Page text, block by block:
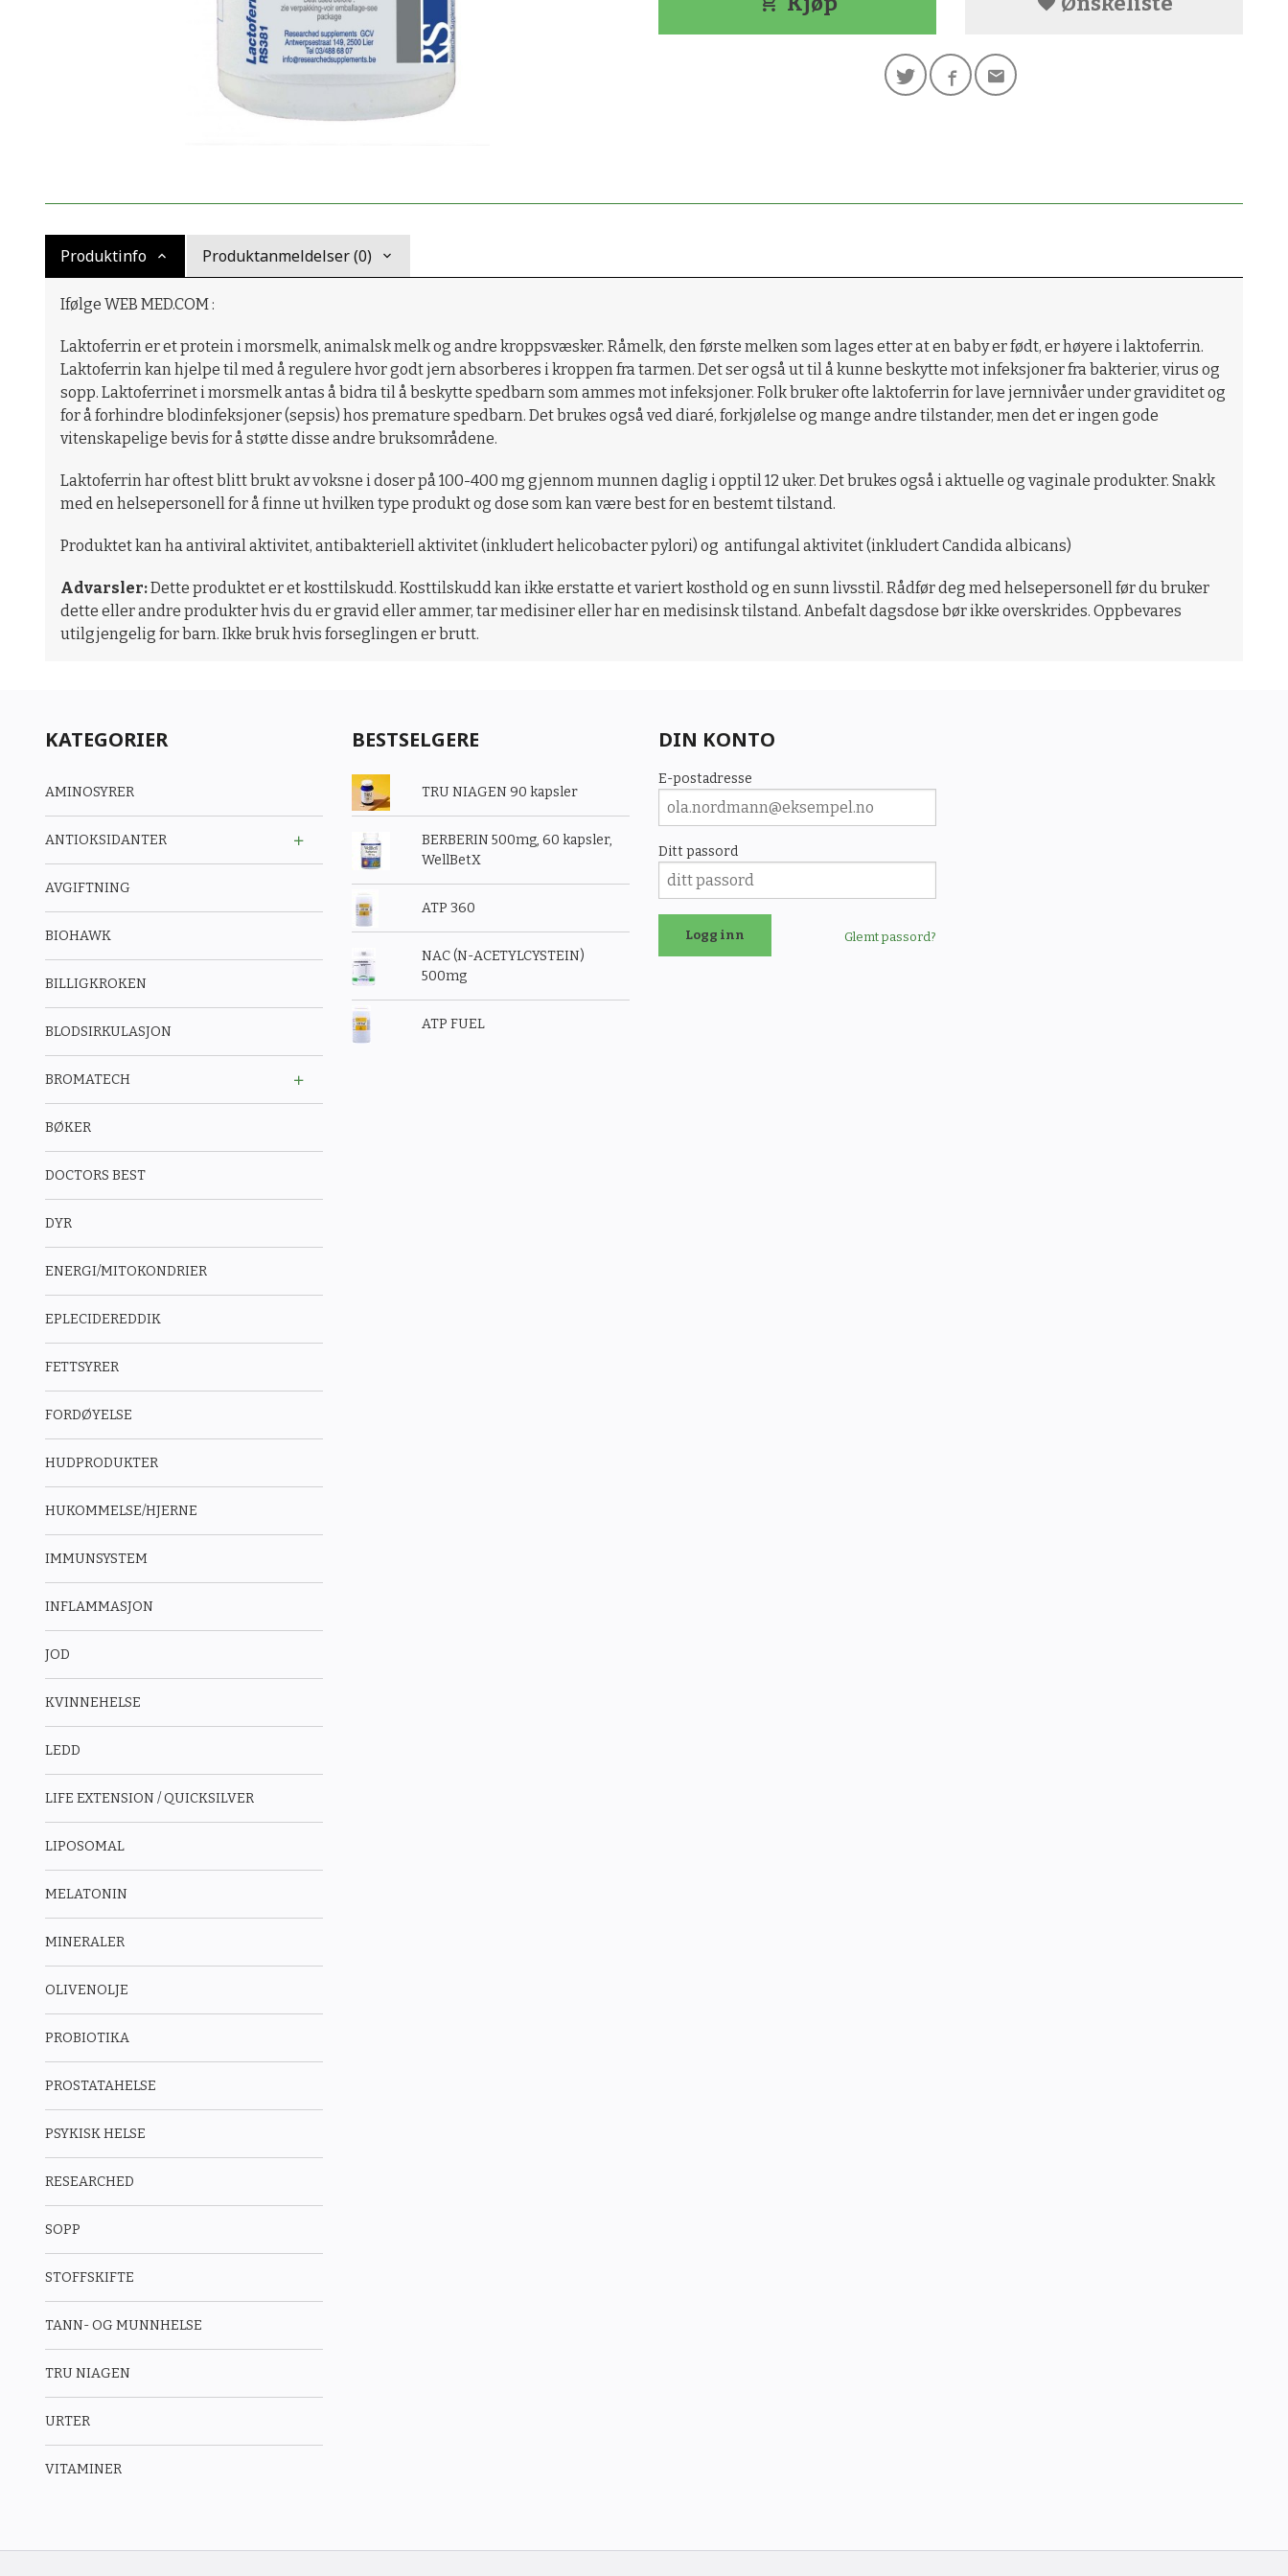
Produktinfo Produktanmeldelser (0)
Ifølge WEB MED.COM :
Laktoferrin er et protein i morsmelk, animalsk melk og andre kroppsvæsker. Råmelk, den første melken som lages etter at en baby er født, er høyere i laktoferrin.
Laktoferrin kan hjelpe til med å regulere hvor godt jern absorberes i kroppen fra tarmen. Det ser også ut til å kunne beskytte mot infeksjoner fra bakterier, virus og
sopp. Laktoferrinet i morsmelk antas å bidra til å beskytte spedbarn som ammes mot infeksjoner. Folk bruker ofte laktoferrin for lave jernnivåer under graviditet og
for å forhindre blodinfeksjoner (sepsis) hos premature spedbarn. Det brukes også ved diaré, forkjølelse og mange andre tilstander, men det er ingen gode
vitenskapelige bevis for å støtte disse andre bruksområdene.
Laktoferrin har oftest blitt brukt av voksne i doser på 100-400 mg gjennom munnen daglig i opptil 12 uker. Det brukes også i aktuelle og vaginale produkter. Snakk
med en helsepersonell for å finne ut hvilken type produkt og dose som kan være best for en bestemt tilstand.
Produktet kan ha antiviral aktivitet, antibakteriell aktivitet (inkludert helicobacter pylori) og antifungal aktivitet (inkludert Candida albicans)
Advarsler:Dette produktet er et kosttilskudd. Kosttilskudd kan ikke erstatte et variert kosthold og en sunn livsstil. Rådfør deg med helsepersonell før du bruker
dette eller andre produkter hvis du er gravid eller ammer, tar medisiner eller har en medisinsk tilstand. Anbefalt dagsdose bør ikke overskrides. Oppbevares
utilgjengelig for barn. Ikke bruk hvis forseglingen er brutt.
KATEGORIER
AMINOSYRER
ANTIOKSIDANTER
AVGIFTNING
BIOHAWK
BILLIGKROKEN
BLODSIRKULASJON
BROMATECH
BØKER
DOCTORS BEST
DYR
ENERGI/MITOKONDRIER
EPLECIDEREDDIK
FETTSYRER
FORDØYELSE
HUDPRODUKTER
HUKOMMELSE/HJERNE
IMMUNSYSTEM
INFLAMMASJON
JOD
KVINNEHELSE
LEDD
LIFE EXTENSION / QUICKSILVER
LIPOSOMAL
MELATONIN
MINERALER
OLIVENOLJE
PROBIOTIKA
PROSTATAHELSE
PSYKISK HELSE
RESEARCHED
SOPP
STOFFSKIFTE
TANN- OG MUNNHELSE
TRU NIAGEN
URTER
VITAMINER
BESTSELGERE
TRU NIAGEN 90 kapsler
BERBERIN 500mg, 60 kapsler,
WellBetX
ATP 360
NAC (N-ACETYLCYSTEIN)
500mg
ATP FUEL
DIN KONTO
E-postadresse
Ditt passord
Glemt passord?